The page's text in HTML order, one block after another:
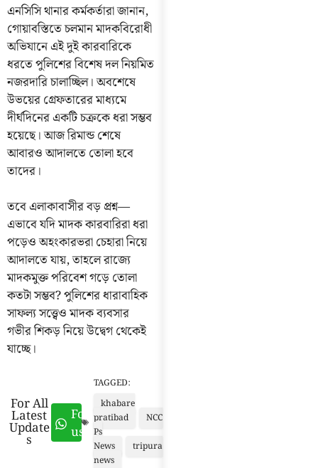
এনসিসি থানার কর্মকর্তারা জানান,
গোয়াবস্তিতে চলমান মাদকবিরোধী
অভিযানে এই দুই কারবারিকে
ধরতে পুলিশের বিশেষ দল নিয়মিত
নজরদারি চালাচ্ছিল। অবশেষে
উভয়ের গ্রেফতারের মাধ্যমে
দীর্ঘদিনের একটি চক্রকে ধরা সম্ভব
হয়েছে। আজ রিমান্ড শেষে
আবারও আদালতে তোলা হবে
তাদের।
তবে এলাকাবাসীর বড় প্রশ্ন—
এভাবে যদি মাদক কারবারিরা ধরা
পড়েও অহংকারভরা চেহারা নিয়ে
আদালতে যায়, তাহলে রাজ্যে
মাদকমুক্ত পরিবেশ গড়ে তোলা
কতটা সম্ভব? পুলিশের ধারাবাহিক
সাফল্য সত্ত্বেও মাদক ব্যবসার
গভীর শিকড় নিয়ে উদ্বেগ থেকেই
যাচ্ছে।
For All
Latest
Update
s
Follow
us
TAGGED:
khabare
pratibad
NCC
Ps
News
tripura
news